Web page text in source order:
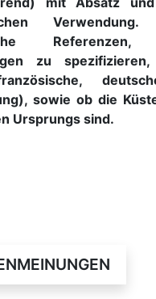
zu
sowie ob die
Ursprungs sind.